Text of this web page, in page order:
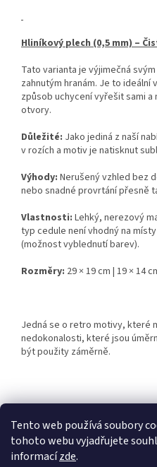
Tento web používá soubory
tohoto webu vyjadřujete
informacízde.
Hliníkový plech (0,5 mm) –
Tato varianta je výjimečná
zahnutým hranám. Je to
způsob uchycení vyřešit sami
otvory.
Důležité: Jako jediná z naší
v rozích a motiv je natisknut
Výhody: Nerušený vzhled bez
nebo snadné provrtání přesně
Vlastnosti: Lehký, nerezový
typ cedule není vhodný na
(možnost vyblednutí barev).
Rozměry: 29 × 19 cm | 19 × 14
Jedná se o retro motivy, které
nedokonalosti, které jsou
být použity záměrně.
Z
Retro-